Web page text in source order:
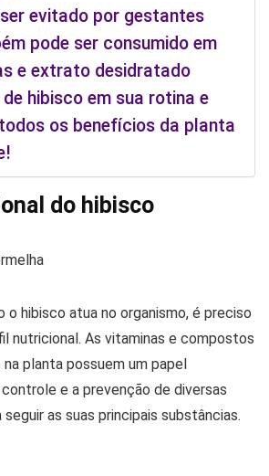
evitado por gestantes
pode ser consumido em
e extrato desidratado
de hibisco em sua rotina e
os benefícios da planta
do hibisco
o hibisco atua no organismo, é preciso
nutricional. As vitaminas e compostos
planta possuem um papel
e a prevenção de diversas
seguir as suas principais substâncias.